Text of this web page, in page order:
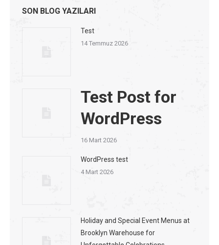
SON BLOG YAZILARI
Test
14 Temmuz 2026
Test Post for
WordPress
16 Mart 2026
WordPress test
4 Mart 2026
Holiday and Special Event Menus at
Brooklyn Warehouse for